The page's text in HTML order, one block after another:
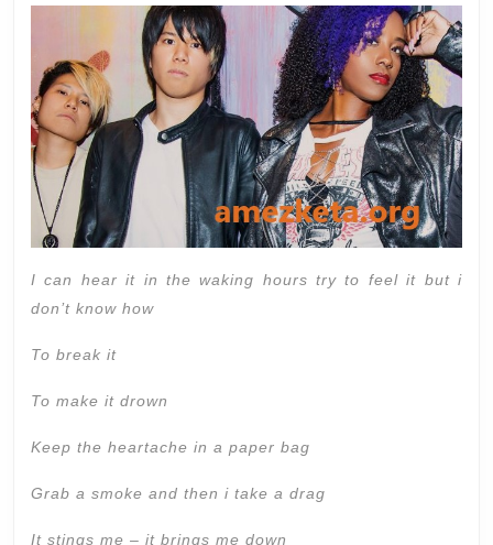
I can hear it in the waking hours try to feel it but i
don’t know how
To break it
To make it drown
Keep the heartache in a paper bag
Grab a smoke and then i take a drag
It stings me – it brings me down